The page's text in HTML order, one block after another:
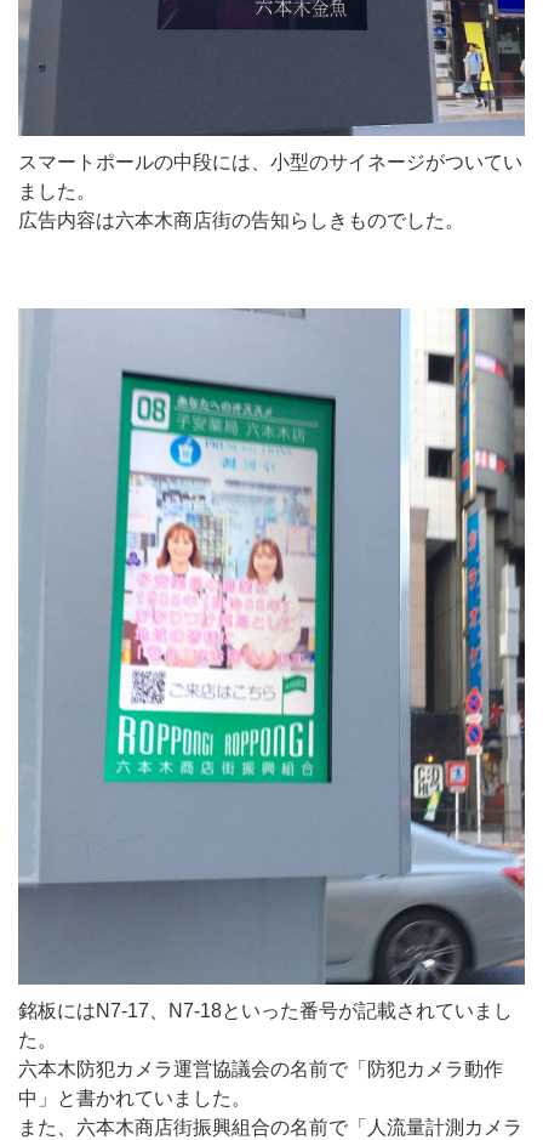
スマートポールの中段には、小型のサイネージがついてい
ました。
広告内容は六本木商店街の告知らしきものでした。
銘板にはN7-17、N7-18といった番号が記載されていまし
た。
六本木防犯カメラ運営協議会の名前で「防犯カメラ動作
中」と書かれていました。
また、六本木商店街振興組合の名前で「人流量計測カメラ